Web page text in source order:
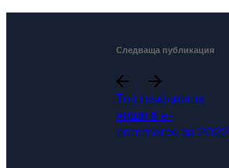
Следваща публикация
Топ печеливши
ниши в e-
commerce за 2022